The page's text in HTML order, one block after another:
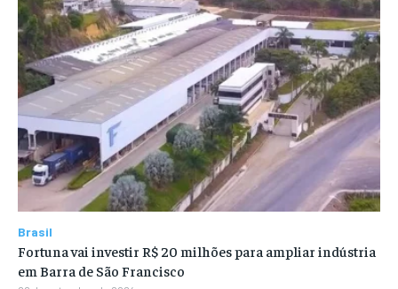
Brasil
Fortuna vai investir R$ 20 milhões para ampliar indústria
em Barra de São Francisco